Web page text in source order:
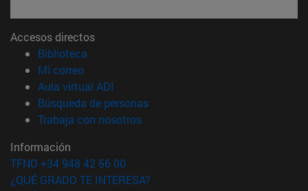
Accesos directos
Biblioteca
Mi correo(abre en nueva ventana)
Aula virtual ADI
Búsqueda de personas(abre en nueva ventana)
Trabaja con nosotros(abre en nueva ventana)
Información
TFNO +34 948 42 56 00
¿QUÉ GRADO TE INTERESA?